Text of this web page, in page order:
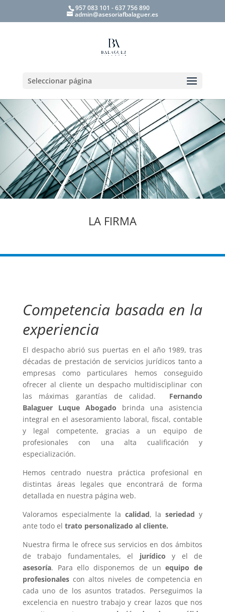
957 083 101 - 637 756 890
admin@asesoriafbalaguer.es
Seleccionar página
LA FIRMA
Competencia basada en la
experiencia
El despacho abrió sus puertas en el año 1989, tras
décadas de prestación de servicios jurídicos tanto a
empresas como particulares hemos conseguido
ofrecer al cliente un despacho multidisciplinar con
las máximas garantías de calidad.
Fernando
Balaguer Luque Abogado brinda una asistencia
integral en el asesoramiento laboral, fiscal, contable
y legal competente, gracias a un equipo de
profesionales con una alta cualificación y
especialización.
Hemos centrado nuestra práctica profesional en
distintas áreas legales que encontrará de forma
detallada en nuestra página web.
Valoramos especialmente la calidad, laseriedad y
ante todo el trato personalizado al cliente.
Nuestra firma le ofrece sus servicios en dos ámbitos
de trabajo fundamentales, el jurídico y el de
asesoría. Para ello disponemos de unequipo de
profesionales con altos niveles de competencia en
cada uno de los asuntos tratados. Perseguimos la
excelencia en nuestro trabajo y crear lazos que nos